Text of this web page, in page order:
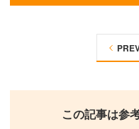
この記事は参